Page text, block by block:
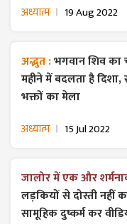
अध्यात्म 19 Aug 2022
अद्भुत :भगवान शिव का
महीने में बदलता है
भक्तों का मेला
अध्यात्म 15 Jul 2022
जालोर में एक और
लड़कियों से दोस्ती नहीं
सामूहिक दुष्कर्म कर